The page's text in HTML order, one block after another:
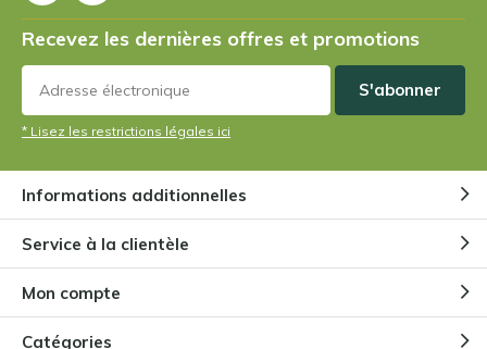
ParH.S.- 17-08-2023 09:08
Tolle Pflanzen und sehr gut verpackt. Bin sehr
zufrieden.
ParVanderbist- 12-08-2023 10:11
5 / 5
J'ai reçu la plante en bon état, soigneusement
emballée, et l'ai aussitôt installée dans un de mes
terrariums. Apparemment, elle se porte très bien. Ses
jolies couleurs se marient à merveille avec l'ensemble
Recevez les dernières offres et promotions
S'abonner
* Lisez les restrictions légales ici
Informations additionnelles
Service à la clientèle
Mon compte
Catégories